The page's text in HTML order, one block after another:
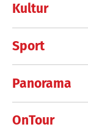
Kultur
Sport
Panorama
OnTour